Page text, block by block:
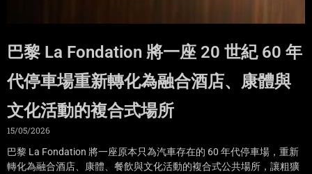
巴黎 La Fondation 將一座 20 世紀 60 年
代停車場重新轉化為融合酒店、康體與
文化活動的複合式場所
15/05/2026
巴黎 La Fondation 將一座原本只為汽車存在的 60 年代停車場，重新
轉化為融合酒店、康體、餐飲與文化活動的複合式公共場所，讓粗獷